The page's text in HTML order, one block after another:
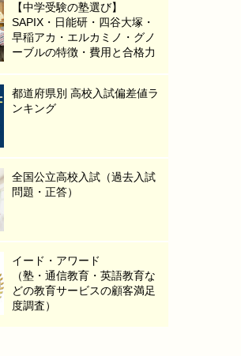
【中学受験の塾選び】
SAPIX・日能研・四谷大塚・
早稲アカ・エルカミノ・グノ
ーブルの特徴・費用と合格力
都道府県別 高校入試偏差値ラ
ンキング
全国公立高校入試（過去入試
問題・正答）
イード・アワード
（塾・通信教育・英語教育な
どの教育サービスの顧客満足
度調査）